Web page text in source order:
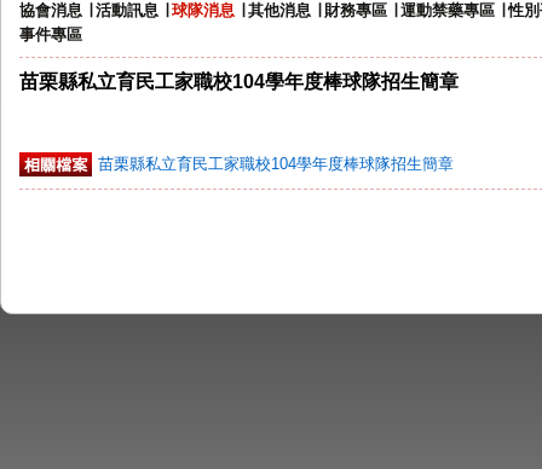
協會消息 活動訊息 球隊消息 其他消息 財務專區 運動禁藥專區 ∣性
事件專區
苗栗縣私立育民工家職校104學年度棒球隊招生簡章
苗栗縣私立育民工家職校104學年度棒球隊招生簡章